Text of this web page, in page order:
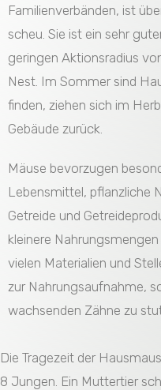
Familienverbänden, ist
scheu. Sie ist ein sehr
geringen Aktionsradius
Nest. Im Sommer sind
finden, ziehen sich im
Gebäude zurück.
Mäuse bevorzugen
Lebensmittel, pflanzliche
Getreide und
kleinere
vielen Materialien und
zur Nahrungsaufnahme,
wachsenden Zähne zu
Die Tragezeit der
8 Jungen. Ein Muttertier